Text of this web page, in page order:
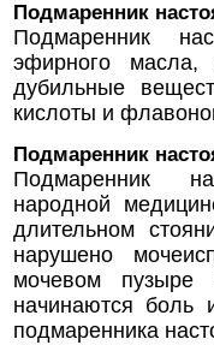
Подмаренник
Подмаренник
эфирного масла,
дубильные
кислоты и
Подмаренник
Подмаренник
народной
длительном
нарушено
мочевом пузыре
начинаются боль
подмаренника